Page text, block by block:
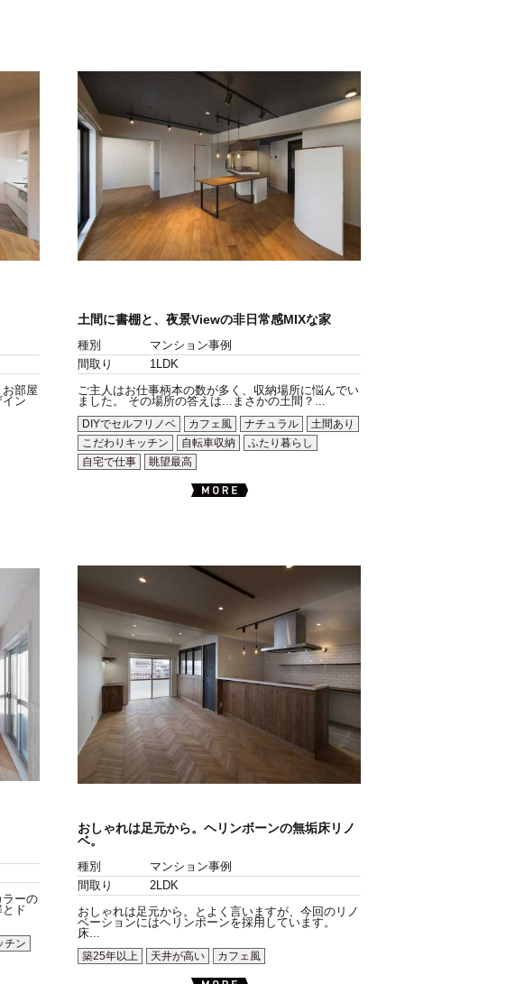
部屋
ン
土間に書棚と、夜景Viewの非日常感MIXな家
種別
マンション事例
間取り
1LDK
ご主人はお仕事柄本の数が多く、収納場所に悩んでい
ました。 その場所の答えは...まさかの土間？...
DIYでセルフリノベ
カフェ風 ナチュラル
土間あり
こだわりキッチン
自転車収納
ふたり暮らし
自宅で仕事
眺望最高
ラーの
ド
チン
おしゃれは足元から。ヘリンボーンの無垢床リノ
ベ。
種別
マンション事例
間取り
2LDK
おしゃれは足元から。とよく言いますが、今回のリノ
ベーションにはヘリンボーンを採用しています。
床...
築25年以上
天井が高い カフェ風